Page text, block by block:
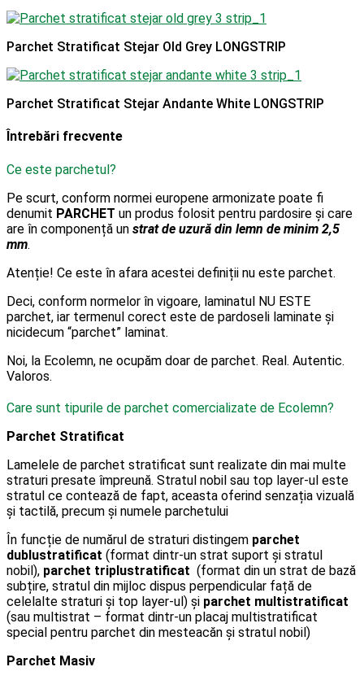
Parchet Stratificat Stejar Old Grey LONGSTRIP
Parchet Stratificat Stejar Andante White LONGSTRIP
Întrebări frecvente
Ce este parchetul?
Pe scurt, conform normei europene armonizate poate fi
denumit PARCHET un produs folosit pentru pardosire și care
are în componență un strat de uzură din lemn de minim 2,5
mm.
Atenție! Ce este în afara acestei definiții nu este parchet.
Deci, conform normelor în vigoare, laminatul NU ESTE
parchet, iar termenul corect este de pardoseli laminate și
nicidecum “parchet” laminat.
Noi, la Ecolemn, ne ocupăm doar de parchet. Real. Autentic.
Valoros.
Care sunt tipurile de parchet comercializate de Ecolemn?
Parchet Stratificat
Lamelele de parchet stratificat sunt realizate din mai multe
straturi presate împreună. Stratul nobil sau top layer-ul este
stratul ce contează de fapt, aceasta oferind senzația vizuală
și tactilă, precum și numele parchetului
În funcție de numărul de straturi distingem parchet
dublustratificat (format dintr-un strat suport și stratul
nobil), parchet triplustratificat (format din un strat de bază
subțire, stratul din mijloc dispus perpendicular față de
celelalte straturi și top layer-ul) și parchet multistratificat
(sau multistrat – format dintr-un placaj multistratificat
special pentru parchet din mesteacăn și stratul nobil)
Parchet Masiv